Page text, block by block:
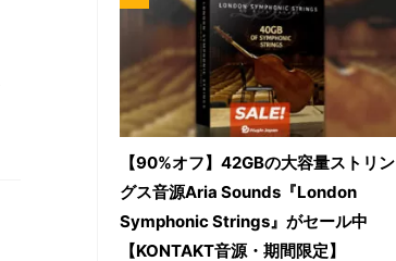
【90%オフ】42GBの大容量ストリン
グス音源Aria Sounds『London
Symphonic Strings』がセール中
【KONTAKT音源・期間限定】